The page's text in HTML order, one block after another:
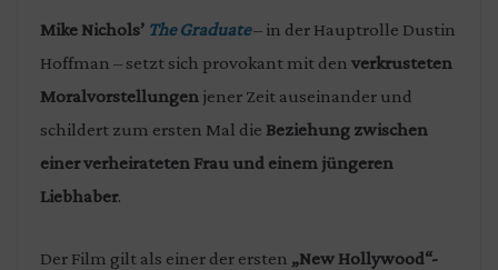
Mike Nichols’ The Graduate– in der Hauptrolle Dustin
Hoffman – setzt sich provokant mit den verkrusteten
Moralvorstellungen jener Zeit auseinander und
schildert zum ersten Mal die Beziehung zwischen
einer verheirateten Frau und einem jüngeren
Liebhaber.
Der Film gilt als einer der ersten „New Hollywood“-